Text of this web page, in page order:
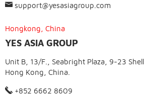
support@yesasiagroup.com
Hongkong, China
YES ASIA GROUP
Unit B, 13/F., Seabright Plaza, 9-23
Hong Kong, China.
+852 6662 8609